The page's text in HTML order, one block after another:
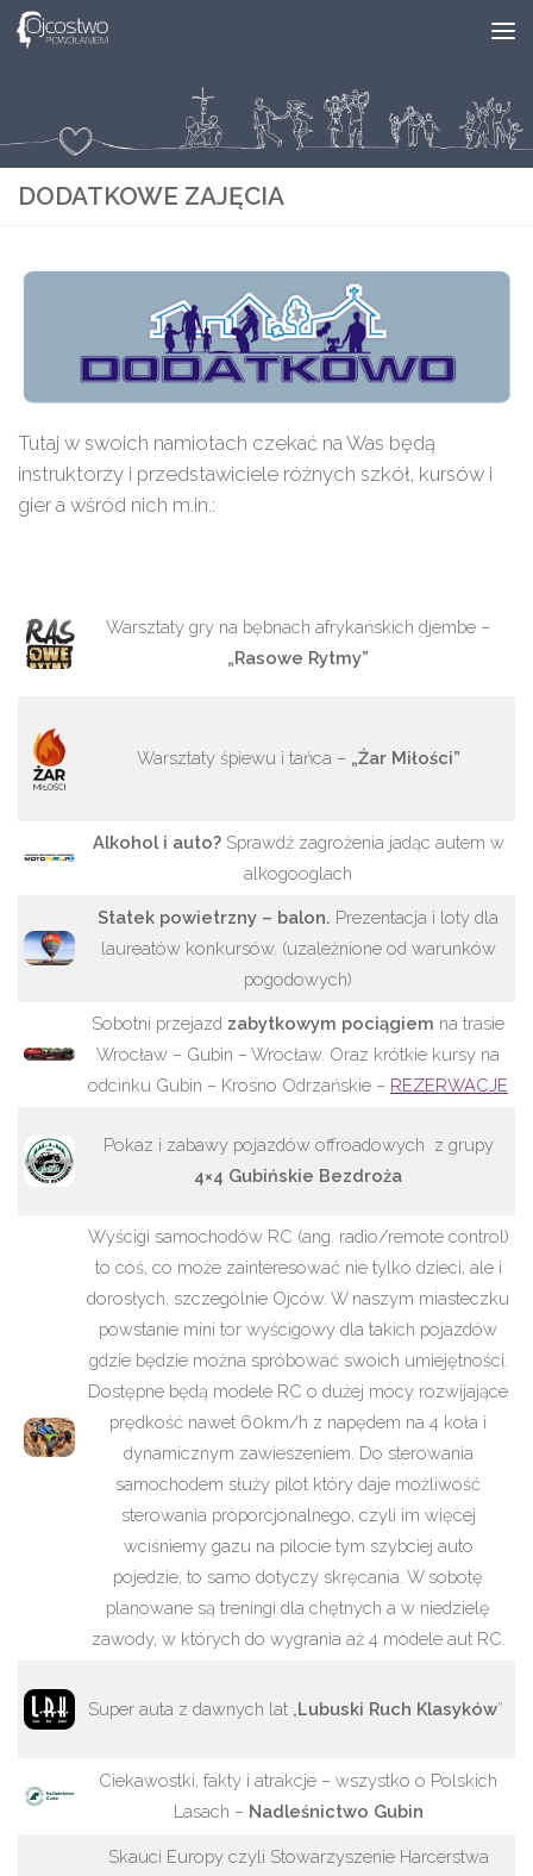
Skip to content
DODATKOWE ZAJĘCIA
Tutaj w swoich namiotach czekać na Was będą
instruktorzy i przedstawiciele różnych szkół, kursów i
gier a wśród nich m.in.:​​​
Warsztaty gry na bębnach afrykańskich djembe –
„Rasowe Rytmy”
Warsztaty śpiewu i tańca – „Żar Miłości”
Alkohol i auto?Sprawdź zagrożenia jadąc autem w
alkogooglach
Statek powietrzny – balon. Prezentacja i loty dla
laureatów konkursów. (uzależnione od warunków
pogodowych)
Sobotni przejazd zabytkowym pociągiem na trasie
Wrocław – Gubin – Wrocław. Oraz krótkie kursy na
odcinku Gubin – Krosno Odrzańskie – REZERWACJE
Pokaz i zabawy pojazdów offroadowych z grupy
4×4 Gubińskie Bezdroża
Wyścigi samochodów RC (ang. radio/remote control)
to coś, co może zainteresować nie tylko dzieci, ale i
dorosłych, szczególnie Ojców. W naszym miasteczku
powstanie mini tor wyścigowy dla takich pojazdów
gdzie będzie można spróbować swoich umiejętności.
Dostępne będą modele RC o dużej mocy rozwijające
prędkość nawet 60km/h z napędem na 4 koła i
dynamicznym zawieszeniem. Do sterowania
samochodem służy pilot który daje możliwość
sterowania proporcjonalnego, czyli im więcej
wciśniemy gazu na pilocie tym szybciej auto
pojedzie, to samo dotyczy skręcania. W sobotę
planowane są treningi dla chętnych a w niedzielę
zawody, w których do wygrania aż 4 modele aut RC.
Super auta z dawnych lat „ Lubuski Ruch Klasyków”
Ciekawostki, fakty i atrakcje – wszystko o Polskich
Lasach – Nadleśnictwo Gubin
Skauci Europy czyli Stowarzyszenie Harcerstwa